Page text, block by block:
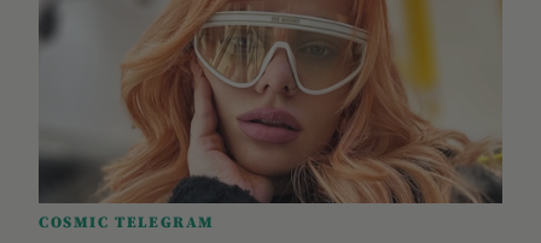
COSMIC TELEGRAM